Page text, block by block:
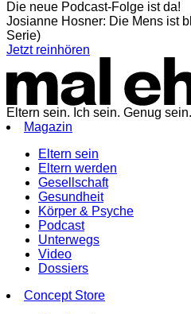
Die neue Podcast-Folge ist da!
Josianne Hosner: Die Mens ist
Serie)
Jetzt reinhören
Eltern sein. Ich sein. Genug sein.
Magazin
Eltern sein
Eltern werden
Gesellschaft
Gesundheit
Körper & Psyche
Podcast
Unterwegs
Video
Dossiers
Concept Store